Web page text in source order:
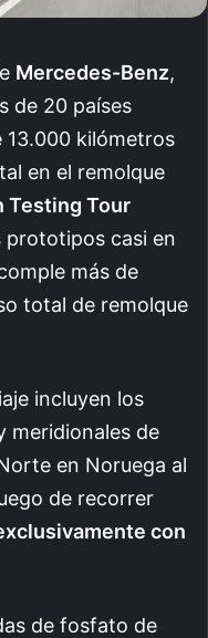
Mercedes-Benz,
de 20 países
13.000 kilómetros
en el remolque
Testing Tour
prototipos casi en
más de
total de remolque
incluyen los
meridionales de
en Noruega al
de recorrer
con
de fosfato de